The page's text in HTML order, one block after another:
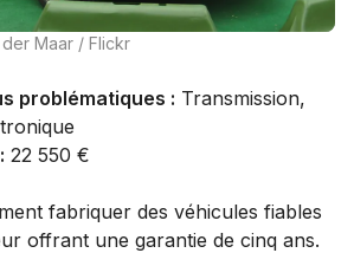
Maar / Flickr
problématiques : Transmission,
22 550 €
fabriquer des véhicules fiables
offrant une garantie de cinq ans.